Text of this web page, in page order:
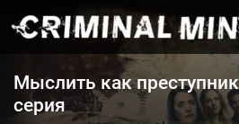
Мыслить как
серия